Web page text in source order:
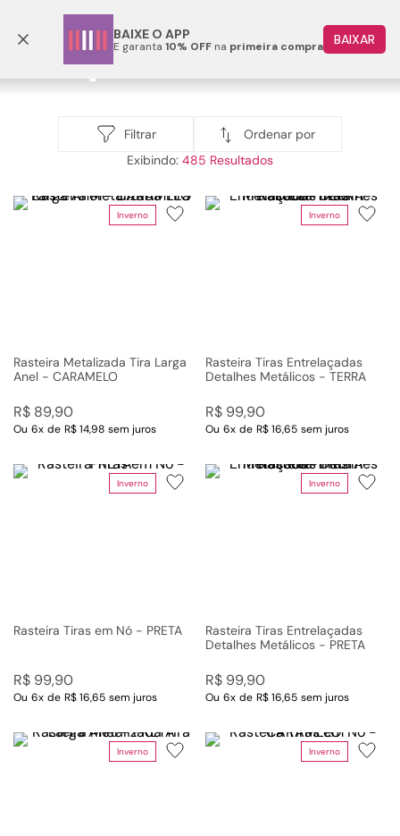
BAIXE O APP
E garanta 10% OFF na primeira compra BAIXAR
Rasteiras
Rasteiras Filtrar
Ordenar por
485
Inverno
Rasteira Metalizada Tira Larga
Anel - CARAMELO
R$ 89,90
Ou 6x de R$ 14,98 sem juros
Inverno
Rasteira Tiras Entrelaçadas
Detalhes Metálicos - TERRA
R$ 99,90
Ou 6x de R$ 16,65 sem juros
Inverno
Rasteira Tiras em Nó - PRETA
R$ 99,90
Ou 6x de R$ 16,65 sem juros
Inverno
Rasteira Tiras Entrelaçadas
Detalhes Metálicos - PRETA
R$ 99,90
Ou 6x de R$ 16,65 sem juros
Inverno Inverno
4º
rasteira
10º scarpin